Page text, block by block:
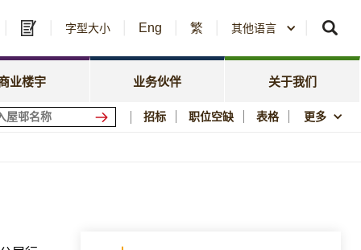
字型大小 Eng 繁 其他语言
业楼宇
中标公告
商场
业务伙伴
房委会名册登记
资源库
优质居所
关于我们
新闻中心
社区参与
招标 职位空缺 表格 更多